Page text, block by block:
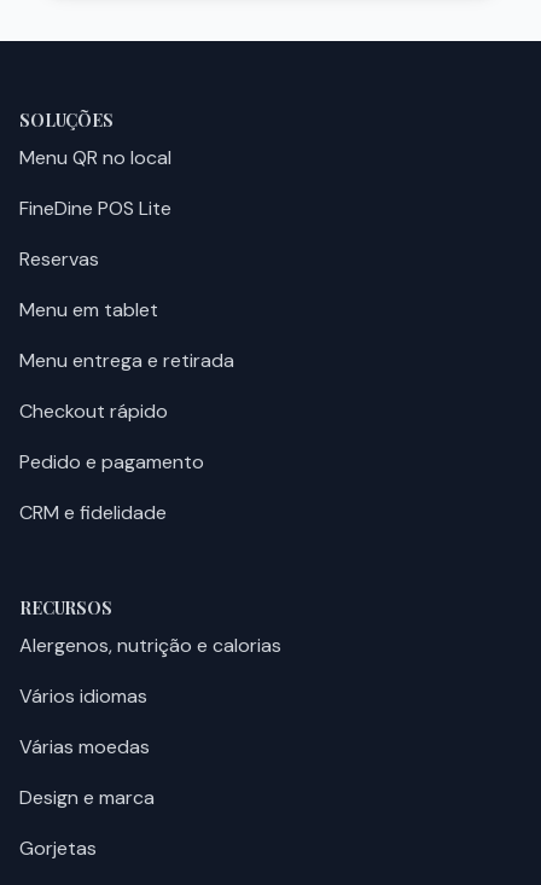
SOLUÇÕES
Menu QR no local
FineDine POS Lite
Reservas
Menu em tablet
Menu entrega e retirada
Checkout rápido
Pedido e pagamento
CRM e fidelidade
RECURSOS
Alergenos, nutrição e calorias
Vários idiomas
Várias moedas
Design e marca
Gorjetas